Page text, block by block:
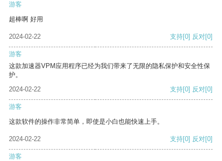
游客
超棒啊 好用
2024-02-22 支持[0] 反对[0]
游客
这款加速器VPM应用程序已经为我们带来了无限的隐私保护和安全性保
护。
2024-02-22
支持[0] 反对[0]
游客
这款软件的操作非常简单，即使是小白也能快速上手。
2024-02-22 支持[0] 反对[0]
游客